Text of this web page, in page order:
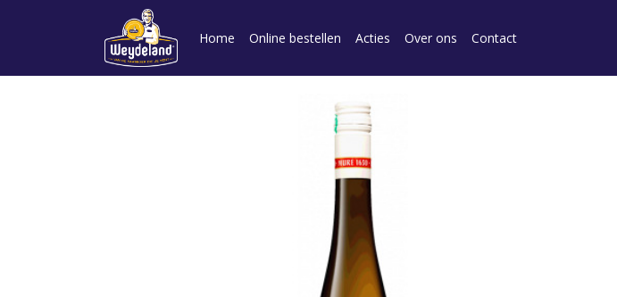
Home Online bestellen Acties Over ons Contact